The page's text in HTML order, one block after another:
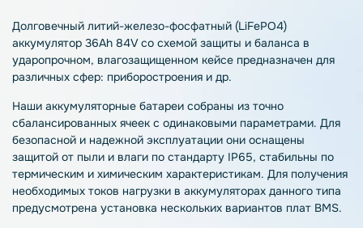
Долговечный литий-железо-фосфатный (LiFePO4)
аккумулятор 36Ah 84V со схемой защиты и баланса в
ударопрочном, влагозащищенном кейсе предназначен для
различных сфер: приборостроения и др.
Наши аккумуляторные батареи собраны из точно
сбалансированных ячеек с одинаковыми параметрами. Для
безопасной и надежной эксплуатации они оснащены
защитой от пыли и влаги по стандарту IP65, стабильны по
термическим и химическим характеристикам. Для получения
необходимых токов нагрузки в аккумуляторах данного типа
предусмотрена установка нескольких вариантов плат BMS.